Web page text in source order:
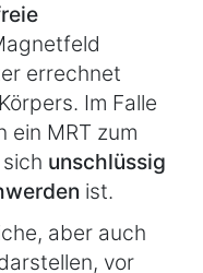
errechnet
Im Falle
ein MRT zum
unschlüssig
ist.
aber auch
vor